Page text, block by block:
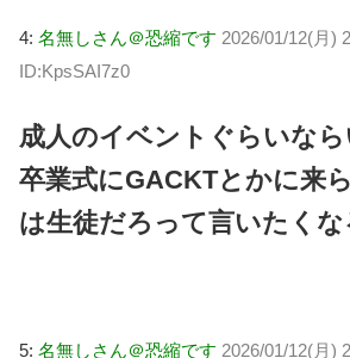
4: 名無しさん＠恐縮です 2026/01/12(月)
ID:KpsSAI7z0
成人のイベントぐらいな
卒業式にGACKTとかに来
は生徒だろって言いたく
5: 名無しさん＠恐縮です 2026/01/12(月)